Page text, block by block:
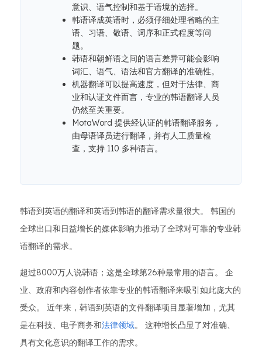
意识、语气控制和基于语境的选择。
韩语译成英语时，必须仔细处理省略的主
语、习语、敬语、词序和正式程度等问
题。
韩语和朝鲜语之间的语言差异可能会影响
词汇、语气、语法和官方翻译的准确性。
机器翻译可以提高速度，但对于法律、商
业和认证文件而言，专业的韩语翻译人员
仍然至关重要。
MotaWord 提供经认证的韩语翻译服务，
由母语译员进行翻译，并有人工质量检
查，支持 110 多种语言。
韩语到英语的翻译和英语到韩语的翻译需求量很大。 韩国的
全球出口和日益增长的媒体影响力推动了全球对可靠的专业韩
语翻译的需求。
超过8000万人说韩语；这是全球第26种最常用的语言。 企
业、政府和内容创作者依靠专业的韩语翻译来吸引如此庞大的
受众。 近年来，韩语到英语的文件翻译项目显著增加，尤其
是在科技、电子商务和法律领域。 这种增长凸显了对准确、
具有文化意识的翻译工作的需求。